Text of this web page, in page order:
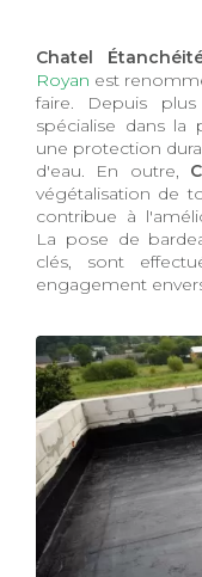
Chatel
Royan est
faire. Depuis
spécialise dans la
une protection
d'eau. En outre,
végétalisation de
contribue à
La pose de
clés, sont
engagement